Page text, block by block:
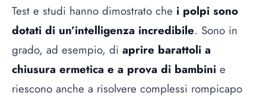
Test e studi hanno dimostrato che i polpi sono
dotati di un’intelligenza incredibile. Sono in
grado, ad esempio, di aprire barattoli a
chiusura ermetica e a prova di bambini e
riescono anche a risolvere complessi rompicapo